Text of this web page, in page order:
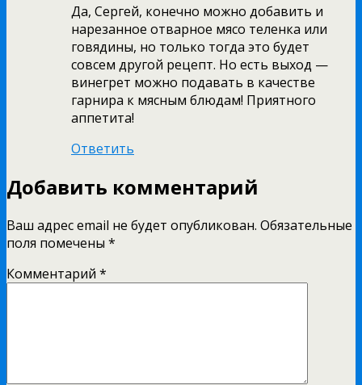
Да, Сергей, конечно можно добавить и
нарезанное отварное мясо теленка или
говядины, но только тогда это будет
совсем другой рецепт. Но есть выход —
винегрет можно подавать в качестве
гарнира к мясным блюдам! Приятного
аппетита!
Ответить
Добавить комментарий
Ваш адрес email не будет опубликован. Обязательные
поля помечены *
Комментарий *